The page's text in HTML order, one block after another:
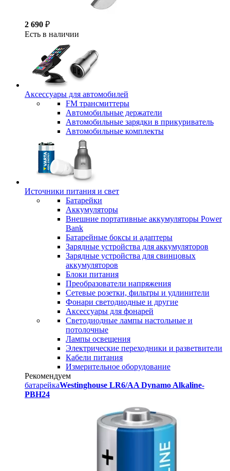
2 690 ₽
Есть в наличии
Аксессуары для автомобилей
FM трансмиттеры
Автомобильные держатели
Автомобильные зарядки в прикуриватель
Автомобильные комплекты
Источники питания и свет
Батарейки
Аккумуляторы
Внешние портативные аккумуляторы Power
Bank
Батарейные боксы и адаптеры
Зарядные устройства для аккумуляторов
Зарядные устройства для свинцовых
аккумуляторов
Блоки питания
Преобразователи напряжения
Сетевые розетки, фильтры и удлинители
Фонари светодиодные и другие
Аксессуары для фонарей
Светодиодные лампы настольные и
потолочные
Лампы освещения
Электрические переходники и разветвители
Кабели питания
Измерительное оборудование
Рекомендуем
батарейкаWestinghouse LR6/AA Dynamo Alkaline-
PBH24